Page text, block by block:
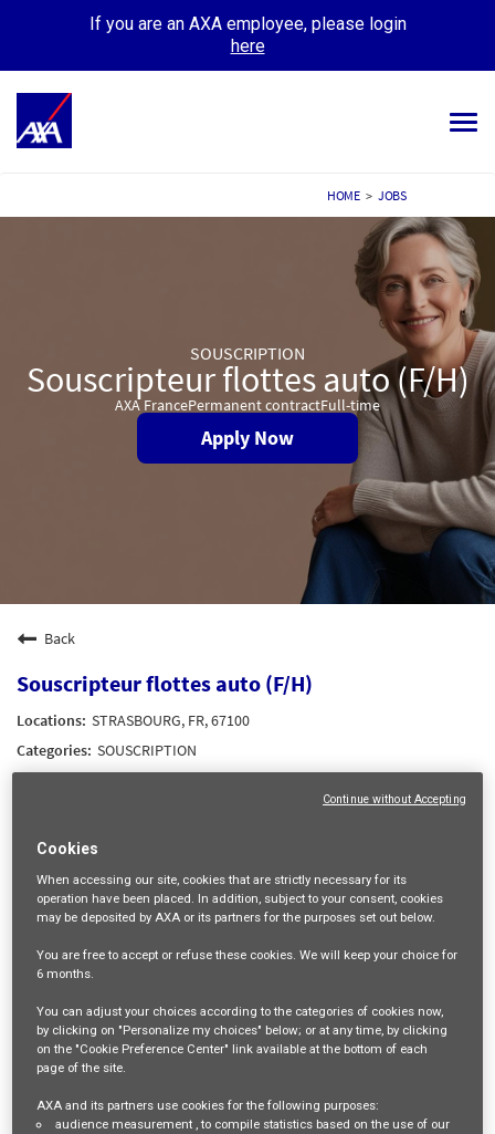
If you are an AXA employee, please login
here
MY APPLICATIONS MY PROFILE
HOME > JOBS
SOUSCRIPTION
Souscripteur flottes auto (F/H)
AXA FrancePermanent contractFull-time
Apply Now
Back
Souscripteur flottes auto (F/H)
STRASBOURG, FR, 67100
SOUSCRIPTION
Get future jobs matching this search
Login
or Register
Job Description
VOTRE RÔLE ET VOS MISSIONS
Vous aimez analyser, négocier et donner du sens à vos décisions?
Cookies
When accessing our site, cookies that are strictly necessary for its
operation have been placed. In addition, subject to your consent, cookies
may be deposited by AXA or its partners for the purposes set out below.
You are freeto accept or refusethese cookies. We will keep your choice for
6 months.
You can adjust your choices according to the categories of cookies now,
by clicking on "Personalize my choices" below; or at any time, by clicking
on the "Cookie Preference Center" link available at the bottom of each
page of the site.
AXA and its partners use cookies for the following purposes:
audience measurement , to compile statistics based on the use of our
Continue without Accepting